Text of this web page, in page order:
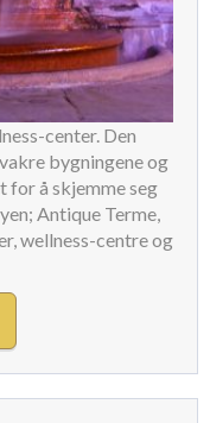
center. Den
bygningene og
for å skjemme seg
Antique Terme,
wellness-centre og